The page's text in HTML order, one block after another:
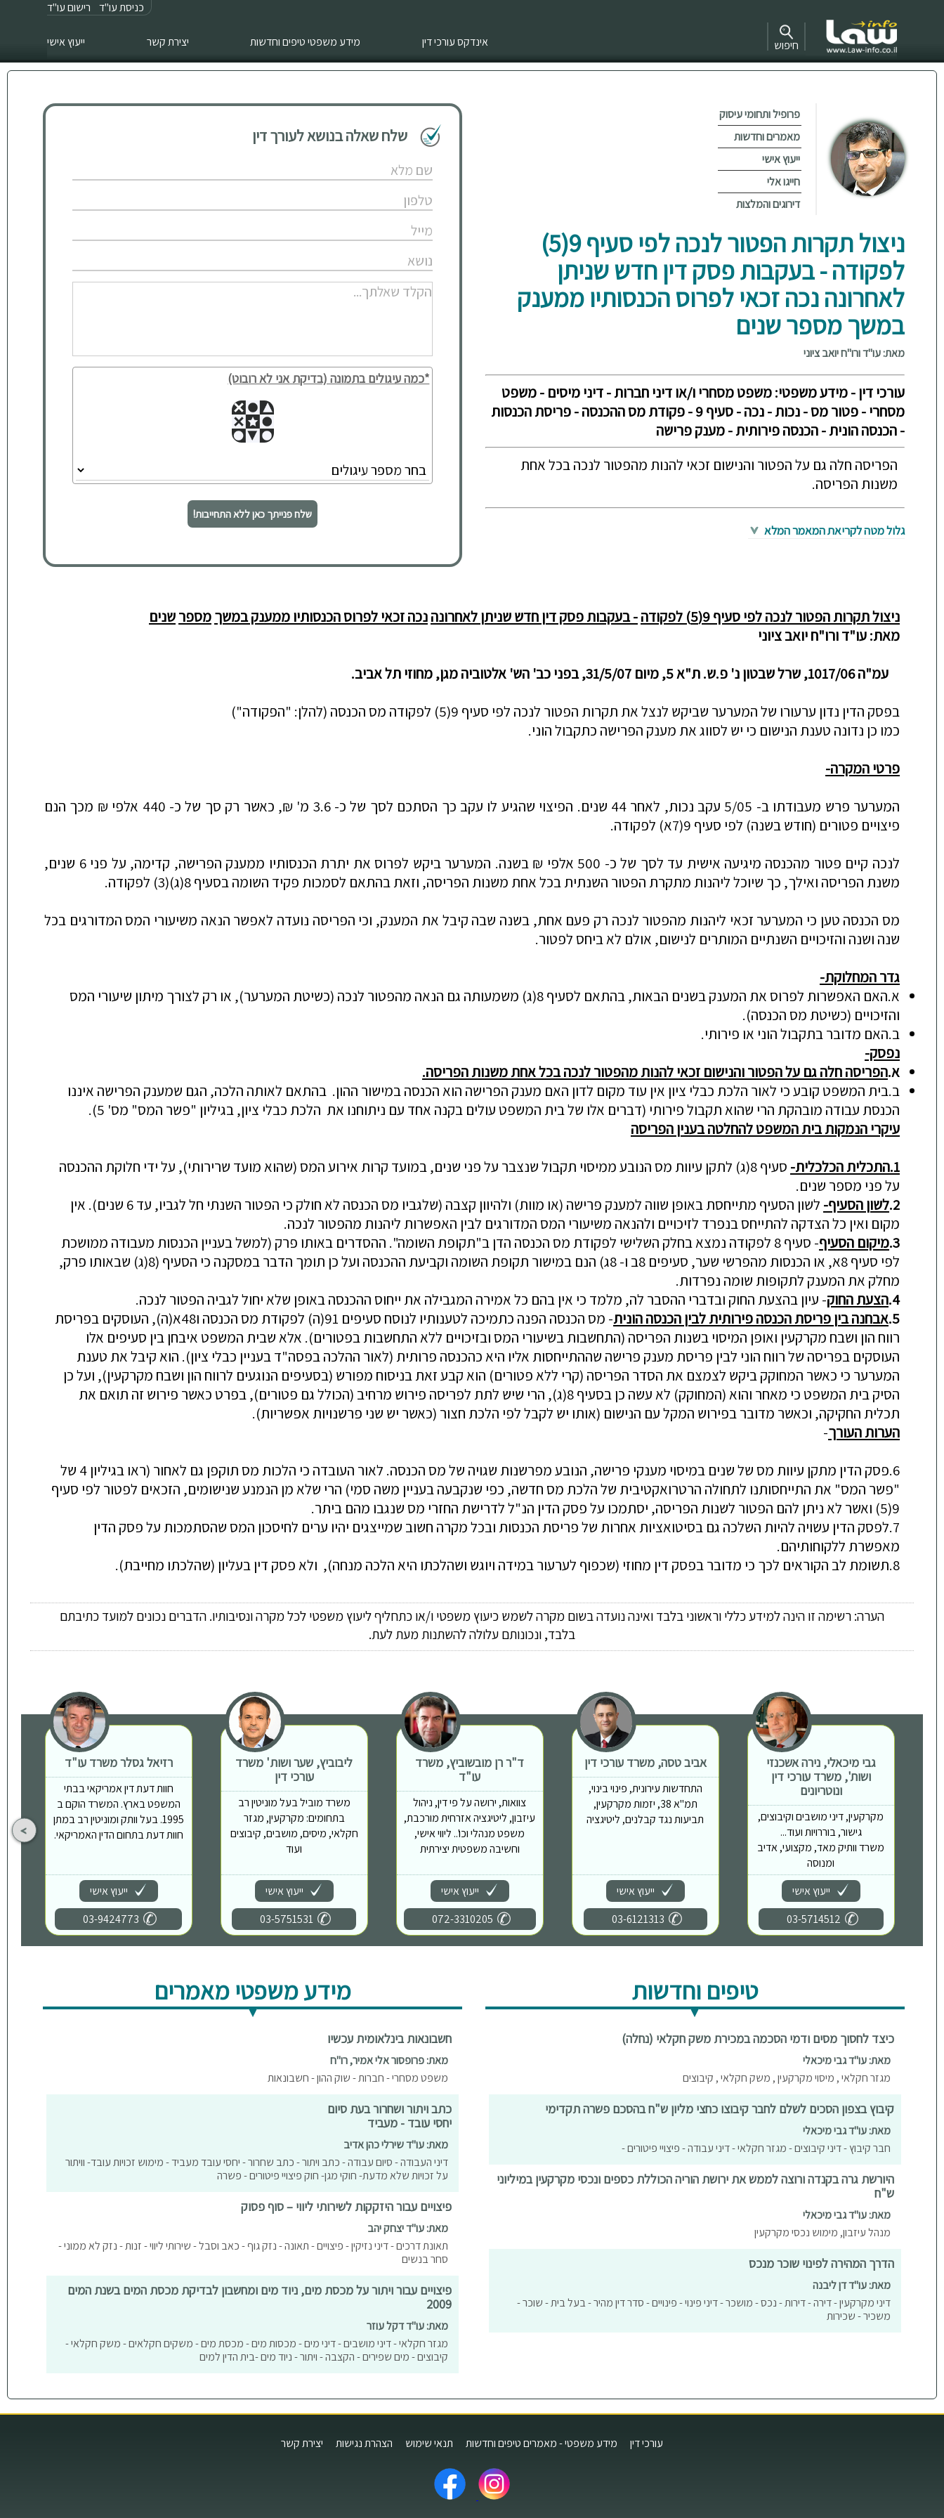
כניסת עו"ד רישום עו"ד
אינדקס עורכי דין מידע משפטי טיפים וחדשות יצירת קשר ייעוץ אישי חיפוש
פרופיל ותחומי עיסוק
מאמרים וחדשות
ייעוץ אישי
חייגו אלי
דירוגים והמלצות
ניצול תקרות הפטור לנכה לפי סעיף 9(5)
לפקודה - בעקבות פסק דין חדש שניתן
לאחרונה נכה זכאי לפרוס הכנסותיו ממענק
במשך מספר שנים
מאת: עו"ד ורו"ח יואב ציוני
עורכי דין - מידע משפטי: משפט מסחרי ו/או דיני חברות - דיני מיסים - משפט
מסחרי - פטור מס - נכות - נכה - סעיף 9 - פקודת מס ההכנסה - פריסת הכנסות
- הכנסה הונית - הכנסה פירותית - מענק פרישה
הפריסה חלה גם על הפטור והנישום זכאי להנות מהפטור לנכה בכל אחת
משנות הפריסה.
גלול מטה לקריאת המאמר המלא
שלח שאלה בנושא לעורך דין
*כמה עיגולים בתמונה (בדיקת אני לא רובוט)
שלח פנייתך כאן ללא התחייבות!
ניצול תקרות הפטור לנכה לפי סעיף 9(5) לפקודה -בעקבות פסק דין חדש שניתן לאחרונהנכה זכאי לפרוס הכנסותיו ממענק במשךמספרשנים
מאת:עו"ד ורו"ח יואב ציוני
עמ"ה 1017/06, שרל שבטון נ' פ.ש. ת"א 5, מיום 31/5/07, בפני כב' הש' אלטוביה מגן, מחוזי תל אביב.
בפסק הדין נדון ערעורו של המערער שביקש לנצל את תקרות הפטור לנכה לפי סעיף 9(5) לפקודה
מס הכנסה (להלן: "הפקודה")
כמו כן נדונה טענת הנישום כי יש לסווג את מענק הפרישה כתקבול הוני.
פרטי המקרה-
המערער פרש מעבודתו ב- 5/05 עקב נכות, לאחר 44 שנים. הפיצוי שהגיע לו עקב כך הסתכם לסך של כ- 3.6 מ' ₪, כאשר רק סך של כ- 440 אלפי ₪ מכך הנם
פיצויים פטורים (חודש בשנה) לפי סעיף 9(7א) לפקודה.
לנכה קיים פטור מהכנסה מיגיעה אישית עד לסך של כ- 500 אלפי ₪ בשנה. המערער ביקש לפרוס את יתרת הכנסותיו ממענק הפרישה, קדימה, על פני 6 שנים,
משנת הפריסה ואילך, כך שיוכל ליהנות מתקרת הפטור השנתית בכל אחת משנות הפריסה, וזאת בהתאם לסמכות פקיד השומה בסעיף 8(ג)(3) לפקודה.
מס הכנסה טען כי המערער זכאי ליהנות מהפטור לנכה רק פעם אחת, בשנה שבה קיבל את המענק, וכי הפריסה נועדה לאפשר הנאה משיעורי המס המדורגים בכל
שנה ושנה והזיכויים השנתיים המותרים לנישום, אולם לא ביחס לפטור.
גדר המחלוקת-
א.האם האפשרות לפרוס את המענק בשנים הבאות, בהתאם לסעיף 8(ג) משמעותה גם הנאה מהפטור לנכה (כשיטת המערער), או רק לצורך
מיתון שיעורי המס
והזיכויים (כשיטת מס הכנסה).
ב.האם מדובר בתקבול הוני או פירותי.
נפסק-
א.הפריסה חלה גם על הפטור והנישום זכאי להנות מהפטור לנכה בכל אחת משנות הפריסה.
ב.בית המשפט קובע כי לאור הלכת כבלי ציון אין עוד מקום לדון האם מענק הפרישה הוא הכנסה במישור ההון. בהתאם לאותה הלכה, הגם שמענק הפרישה איננו
הכנסת עבודה מובהקת הרי שהוא תקבול פירותי (דברים אלו של בית המשפט עולים בקנה אחד עם ניתוחנו את הלכת כבלי ציון, בגיליון "פשר המס" מס' 5).
עיקריהנמקות בית המשפט להחלטה בענין הפריסה
1. התכלית הכלכלית- סעיף 8(ג) לתקן עיוות מס הנובע ממיסוי תקבול שנצבר על פני שנים, במועד קרות אירוע המס (שהוא מועד שרירותי), על ידי חלוקת ההכנסה
על פני מספר שנים.
2. לשון הסעיף-
לשון הסעיף מתייחסת באופן שווה למענק פרישה (או מוות) ולהיוון קצבה (שלגביו מס הכנסה לא חולק כי הפטור השנתי חל לגביו, עד 6 שנים). אין
מקום ואין כל הצדקה להתייחס בנפרד לזיכויים ולהנאה משיעורי המס המדורגים לבין האפשרות ליהנות מהפטור לנכה.
3.מיקום הסעיף- סעיף 8 לפקודה נמצא בחלק השלישי לפקודת מס הכנסה הדן ב"תקופת השומה". ההסדרים באותו פרק (למשל בעניין הכנסות
מעבודה ממושכת
לפי סעיף 8א, או הכנסות מהפרשי שער, סעיפים 8ב ו- 8ג) הנם במישור תקופת השומה וקביעת ההכנסה ועל כן תומך הדבר במסקנה כי הסעיף (8(ג) שבאותו פרק,
מחלק את המענק לתקופות שומה נפרדות.
4. הצעת החוק- עיון בהצעת החוק ובדברי ההסבר לה, מלמד כי אין בהם כלאמירה המגבילה את ייחוס ההכנסה באופן שלא יחול לגביה הפטור לנכה.
5.אבחנה בין פריסת הכנסה פירותית לבין הכנסה הונית
- מס הכנסה הפנה כתמיכה לטענותיו לנוסח סעיפים 91(ה) לפקודת מס הכנסה ו48א(ה), העוסקים בפריסת
רווח הון ושבח מקרקעין ואופן המיסוי בשנות הפריסה (התחשבות בשיעורי המס ובזיכויים ללא התחשבות בפטורים). אלא שבית המשפט איבחן בין סעיפים אלו
העוסקים בפריסה של רווח הוני לבין פריסת מענק פרישה שההתייחסות אליו היא כהכנסה פרותית (לאור ההלכה בפסה"ד בעניין כבלי ציון). הוא קיבל את טענת
המערער כי כאשר המחוקק ביקש לצמצם את הסדר הפריסה (קרי ללא פטורים) הוא קבע זאת בניסוח מפורש (בסעיפים הנוגעים לרווח הון ושבח מקרקעין), ועל כן
הסיק בית המשפט כי מאחר והוא (המחוקק) לא עשה כן בסעיף 8(ג), הרי שיש לתת לפריסה פירוש מרחיב (הכולל גם פטורים), בפרט כאשר פירוש זה תואם את
תכלית החקיקה, וכאשר מדובר בפירוש המקל עם הנישום (אותו יש לקבל לפי הלכת חצור (כאשר יש שני פרשנויות אפשריות).
הערות העורך-
6. פסק הדין מתקן עיוות מס של שניםבמיסוי מענקי פרישה, הנובע מ
פרשנות שגויה של מס הכנסה. לאור העובדה כי הלכות מס תוקפן גם לאחור (ראו בגיליון 4 של
"פשר המס" את התייחסותנו לתחולה הרטרואקטיבית של הלכת מס חדשה, כפי שנקבעה בעניין משה סמי) הרי שלא מן הנמנע שנישומים, הזכאים לפטור לפי סעיף
9(5) ואשר לא ניתן להם הפטור לשנות הפריסה, יסתמכו על פסק הדין הנ"ל לדרישת החזרי מס שנגבו מהם ביתר.
7. לפסק הדין עשויה להיות השלכה גם בסיטואציות אחרות של פריסת הכנסות ובכל מקרה חשוב שמייצגים יהיו ערים לחיסכון המס שהסתמכות על פסק הדין
מאפשרת ללקוחותיהם.
8. תשומת לב הקוראים לכך כי מדובר בפסק דין מחוזי (שכפוף לערעור במידה ויוגש ושהלכתו היא הלכה מנחה), ולא פסק דין בעליון (שהלכתו מחייבת).
הערה: רשימה זו הינה למידע כללי וראשוני בלבד ואינה נועדה בשום מקרה לשמש כיעוץ משפטי ו/או כתחליף ליעוץ משפטי לכל מקרה ונסיבותיו. הדברים נכונים למועד כתיבתם
בלבד, ונכונותם עלולה להשתנות מעת לעת.
גבי מיכאלי, נירה אשכנזי
ושות', משרד עורכי דין
ונוטריונים
מקרקעין, דיני מושבים וקיבוצים,
גישור, בוררויות ועוד...
משרד וותיק מאד, מקצועי, אדיב
ומנוסה
ייעוץ אישי
03-5714512
אביב טסה, משרד עורכי דין
התחדשות עירונית, פינוי בינוי,
תמ"א 38, יזמות מקרקעין,
תביעות נגד קבלנים, ליטיגציה
ייעוץ אישי
03-6121313
ד"ר רן מובשוביץ, משרד
עו"ד
צוואות, ירושה על פי דין, ניהול
עיזבון, ליטיגציה אזרחית מורכבת,
משפט מנהלי וכו'.. ליווי אישי,
וחשיבה משפטית יצירתית
ייעוץ אישי
072-3310205
ליבוביץ, שער ושות' משרד
עורכי דין
משרד מוביל בעל מוניטין רב
בתחומים: מקרקעין, מגזר
חקלאי, מיסים, מושבים, קיבוצים
ועוד
ייעוץ אישי
03-5751531
רזיאל גסלר משרד עו"ד
חוות דעת דין אמריקאי בבתי
המשפט בארץ. המשרד הוקם ב
1995. בעל וותק ומוניטין רב במתן
חוות דעת בתחום הדין האמריקאי.
ייעוץ אישי
03-9424773
טיפים וחדשות
כיצד לחסוך מסים ודמי הסכמה במכירת משק חקלאי (נחלה)
מאת: עו"ד גבי מיכאלי
מגזר חקלאי , מיסוי מקרקעין , משק חקלאי , קיבוצים
קיבוץ בצפון הסכים לשלם לחבר קיבוצו כחצי מליון ש"ח בהסכם פשרה תקדימי
מאת: עו"ד גבי מיכאלי
חבר קיבוץ - דיני קיבוצים - מגזר חקלאי - דיני עבודה - פיצויי פיטורים -
היורשת גרה בקנדה ורוצה לממש את ירושת הוריה הכוללת כספים ונכסי מקרקעין במיליוני
ש"ח
מאת: עו"ד גבי מיכאלי
מנהל עיזבון, מימוש נכסי מקרקעין
הדרך המהירה לפינוי שוכר מנכס
מאת: עו"ד דן ליבנה
דיני מקרקעין - דירה - דירות - נכס - מושכר - דיני פינוי - פינויים - סדר דין מהיר - בעל בית - שוכר -
משכיר - שכירות
מידע משפטי מאמרים
חשבונאות בינלאומית עכשיו
מאת: פרופסור אלי אמיר, רו"ח
משפט מסחרי - חברות - שוק ההון - חשבונאות
כתב ויתור ושחרור בעת סיום
יחסי עובד - מעביד
מאת: עו"ד שירלי כהן אדיב
דיני העבודה - סיום עבודה - כתב ויתור - כתב שחרור - יחסי עובד מעביד - מימוש זכויות עובד- וויתור
על זכויות שלא מדעת- חוקי מגן- חוק פיצויי פיטורים - פשרה
פיצויים עבור היזקקות לשירותי ליווי – סוף פסוק
מאת: עו"ד יצחק יהב
תאונת דרכים - דיני נזיקין - פיצויים - תאונה - נזק גוף - כאב וסבל - שירותי ליווי - זנות - נזק לא ממוני -
סחר בנשים
פיצויים עבור ויתור על מכסת מים, ניוד מים ומחשבון לבדיקת מכסת המים בשנת המים
2009
מאת: עו"ד דקל עוזר
מגזר חקלאי - דיני מושבים - דיני מים - מכסות מים - מכסת מים - משקים חקלאים - משק חקלאי -
קיבוצים - מים שפירים - הקצבה - ויתור - ניוד מים -בית הדין למים
עורכי דין מידע משפטי - מאמרים טיפים וחדשות תנאי שימוש הצהרת נגישות יצירת קשר